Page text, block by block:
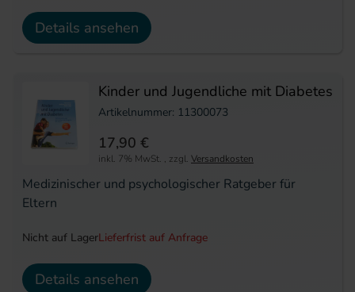
Details ansehen
Kinder und Jugendliche mit Diabetes
Artikelnummer: 11300073
Medizinischer und psychologischer Ratgeber für
Eltern
17,90 €
inkl. 7% MwSt. , zzgl. Versandkosten
Nicht auf LagerLieferfrist auf Anfrage
Details ansehen